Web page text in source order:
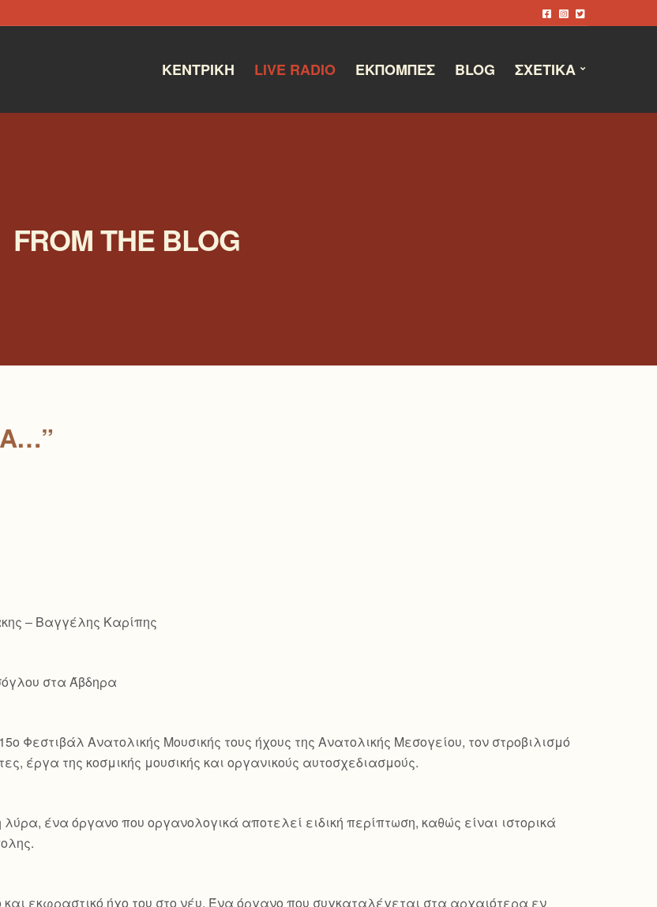
ΚΕΝΤΡΙΚΉ LIVE RADIO ΕΚΠΟΜΠΈΣ BLOG ΣΧΕΤΙΚΆ
FROM THE BLOG
– Βαγγέλης Καρίπης
στα Άβδηρα
Φεστιβάλ Ανατολικής Μουσικής τους ήχους της Ανατολικής Μεσογείου, τον στροβιλισμό
έργα της κοσμικής μουσικής και οργανικούς αυτοσχεδιασμούς.
ένα όργανο που οργανολογικά αποτελεί ειδική περίπτωση, καθώς είναι ιστορικά
εκφραστικό ήχο του στο νέυ. Ένα όργανο που συγκαταλέγεται στα αρχαιότερα εν